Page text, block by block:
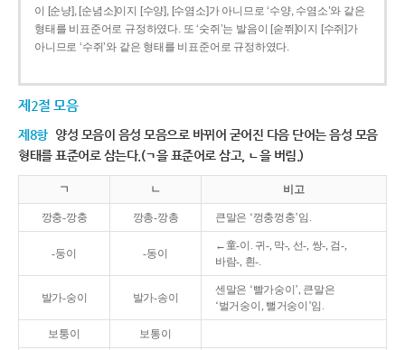
이 [순냥], [순념소]이지 [수양], [수염소]가 아니므로 ‘수양, 수염소’와 같은
형태를 비표준어로 규정하였다. 또 ‘숫쥐’는 발음이 [숟쮜]이지 [수쥐]가
아니므로 ‘수쥐’와 같은 형태를 비표준어로 규정하였다.
제2절 모음
제8항 양성 모음이 음성 모음으로 바뀌어 굳어진 다음 단어는 음성 모음
형태를 표준어로 삼는다.(ㄱ을 표준어로 삼고, ㄴ을 버림.)
ㄱ ㄴ 비고
깡충-깡충 깡총-깡총 큰말은 ‘껑충껑충’임.
-둥이 -동이
←童-이. 귀-, 막-, 선-, 쌍-, 검-,
바람-, 흰-.
발가-숭이 발가-송이
센말은 ‘빨가숭이’, 큰말은
‘벌거숭이, 뻘거숭이’임.
보퉁이 보통이